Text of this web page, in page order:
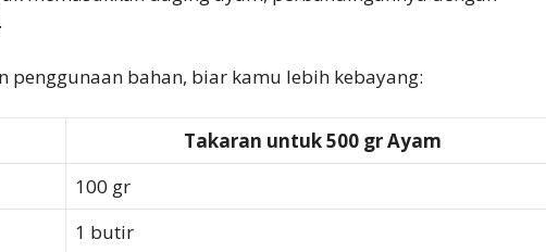
penggunaan bahan, biar kamu lebih kebayang:
Takaran untuk 500 gr Ayam
100 gr
1 butir